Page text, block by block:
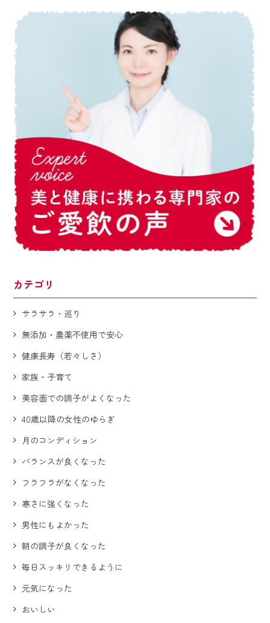
カテゴリ
サラサラ・巡り
無添加・農薬不使用で安心
健康長寿（若々しさ）
家族・子育て
美容面での調子がよくなった
40歳以降の女性のゆらぎ
月のコンディション
バランスが良くなった
フラフラがなくなった
寒さに強くなった
男性にもよかった
朝の調子が良くなった
毎日スッキリできるように
元気になった
おいしい